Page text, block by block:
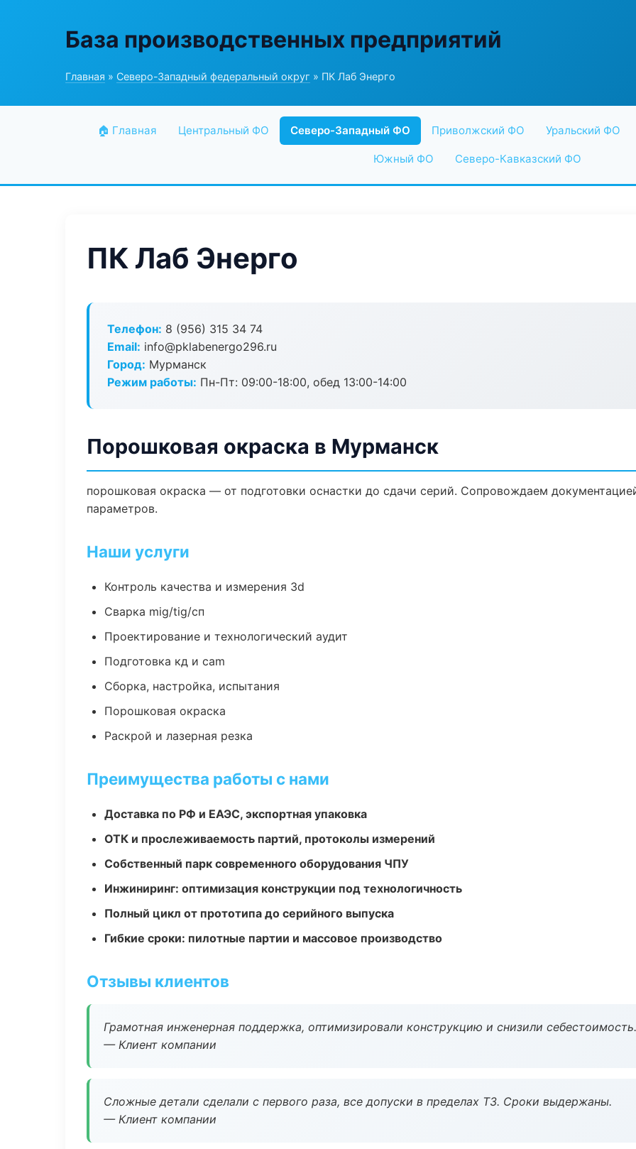
База производственных предприятий
Главная » Северо-Западный федеральный округ » ПК Лаб Энерго
🏠 Главная Центральный ФО Северо-Западный ФО Приволжский ФО Уральский ФО
Южный ФО Северо-Кавказский ФО
ПК Лаб Энерго
Телефон: 8 (956) 315 34 74
Email: info@pklabenergo296.ru
Город: Мурманск
Режим работы: Пн-Пт: 09:00-18:00, обед 13:00-14:00
Порошковая окраска в Мурманск
порошковая окраска — от подготовки оснастки до сдачи серий. Сопровождаем
параметров.
Наши услуги
Контроль качества и измерения 3d
Сварка mig/tig/сп
Проектирование и технологический аудит
Подготовка кд и cam
Сборка, настройка, испытания
Порошковая окраска
Раскрой и лазерная резка
Преимущества работы с нами
Доставка по РФ и ЕАЭС, экспортная упаковка
ОТК и прослеживаемость партий, протоколы измерений
Собственный парк современного оборудования ЧПУ
Инжиниринг: оптимизация конструкции под технологичность
Полный цикл от прототипа до серийного выпуска
Гибкие сроки: пилотные партии и массовое производство
Отзывы клиентов
Грамотная инженерная поддержка, оптимизировали конструкцию и снизили себестоимость.
— Клиент компании
Сложные детали сделали с первого раза, все допуски в пределах ТЗ. Сроки выдержаны.
— Клиент компании